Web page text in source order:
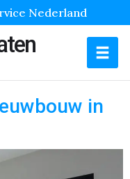
Nederland
in